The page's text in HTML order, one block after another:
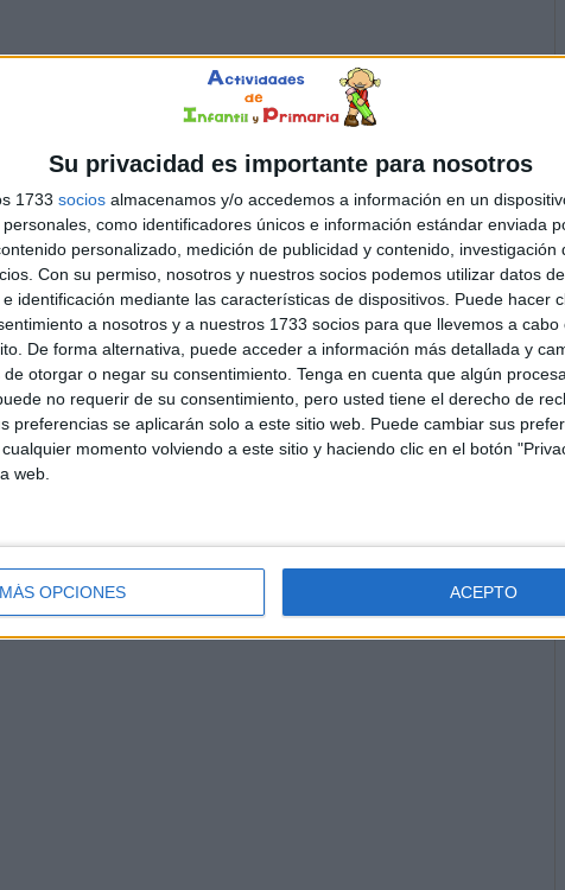
Su privacidad es importante para nosotros
1733 socios almacenamos y/o accedemos a información en un
como identificadores únicos e información estándar enviada
personalizado, medición de publicidad y contenido, investigación
Con su permiso, nosotros y nuestros socios podemos utilizar datos
identificación mediante las características de dispositivos. Puede hacer
a nosotros y a nuestros 1733 socios para que llevemos a
De forma alternativa, puede acceder a información más detallada y
otorgar o negar su consentimiento. Tenga en cuenta que algún
no requerir de su consentimiento, pero usted tiene el derecho de
preferencias se aplicarán solo a este sitio web. Puede cambiar sus
momento volviendo a este sitio y haciendo clic en el botón
web.
MÁS OPCIONES ACEPTO